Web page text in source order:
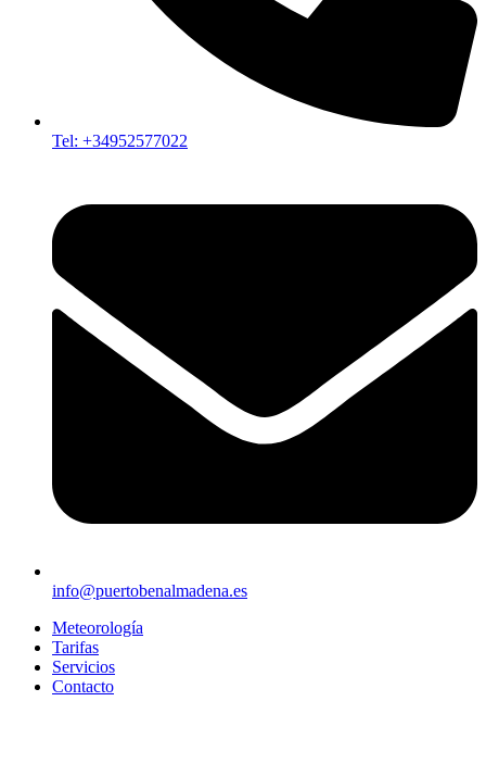
Tel: +34952577022
info@puertobenalmadena.es
Meteorología
Tarifas
Servicios
Contacto